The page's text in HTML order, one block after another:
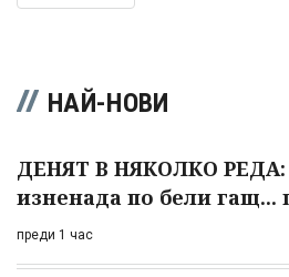
НАЙ-НОВИ
ДЕНЯТ В НЯКОЛКО
изненада по бели гащ...
преди 1 час